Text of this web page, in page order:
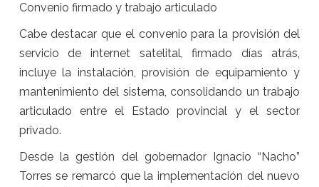
Convenio firmado y trabajo articulado
Cabe destacar que el convenio para la provisión del
servicio de internet satelital, firmado días atrás,
incluye la instalación, provisión de equipamiento y
mantenimiento del sistema, consolidando un trabajo
articulado entre el Estado provincial y el sector
privado.
Desde la gestión del gobernador Ignacio “Nacho”
Torres se remarcó que la implementación del nuevo